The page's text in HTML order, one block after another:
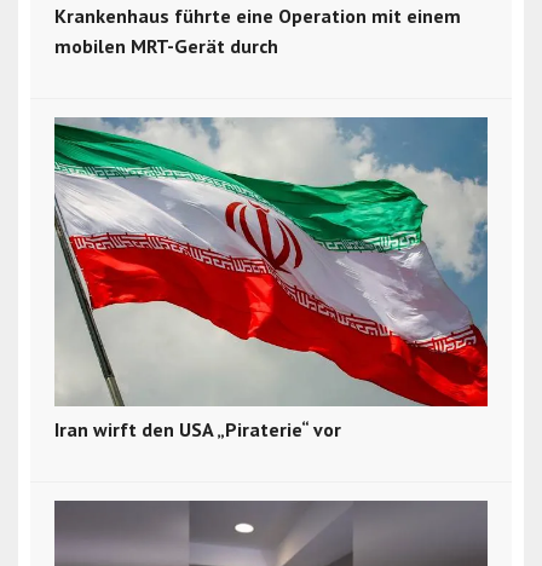
Krankenhaus führte eine Operation mit einem
mobilen MRT-Gerät durch
Iran wirft den USA „Piraterie“ vor